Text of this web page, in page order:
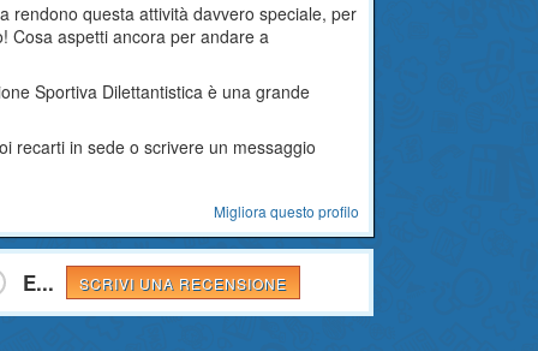
rendono questa attività davvero speciale, per
Cosa aspetti ancora per andare a
Sportiva Dilettantistica è una grande
recarti in sede o scrivere un messaggio
Migliora questo profilo
E... SCRIVI UNA RECENSIONE